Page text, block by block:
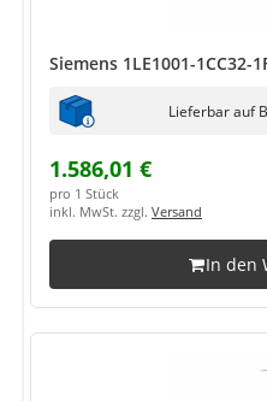
Siemens 1LE1001-1CC32-
Lieferbar auf
1.586,01 €
pro 1 Stück
inkl. MwSt. zzgl. Versand
In den